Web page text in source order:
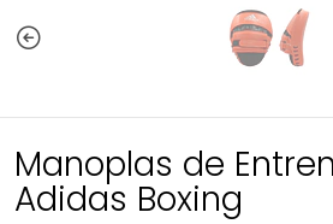
Manoplas de
Adidas Boxing